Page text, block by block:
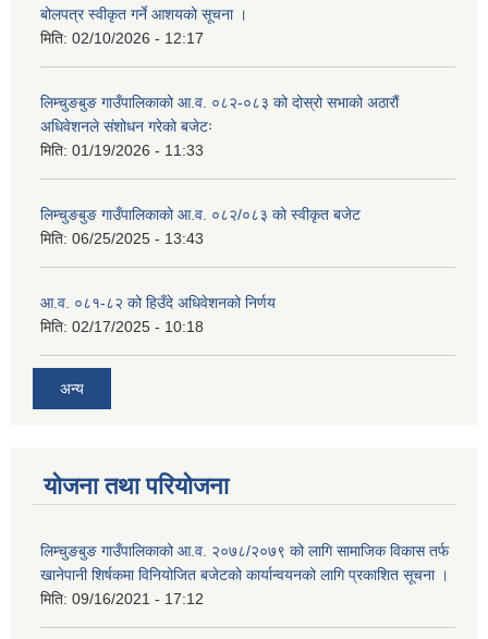
बोलपत्र स्वीकृत गर्ने आशयको सूचना ।
मिति: 02/10/2026 - 12:17
लिम्चुङबुङ गाउँपालिकाको आ.व. ०८२-०८३ को दोस्रो सभाको अठारौं
अधिवेशनले संशोधन गरेको बजेटः
मिति: 01/19/2026 - 11:33
लिम्चुङबुङ गाउँपालिकाको आ.व. ०८२/०८३ को स्वीकृत बजेट
मिति: 06/25/2025 - 13:43
आ.व. ०८१-८२ को हिउँदे अधिवेशनको निर्णय
मिति: 02/17/2025 - 10:18
अन्य
योजना तथा परियोजना
लिम्चुङबुङ गाउँपालिकाको आ.व. २०७८/२०७९ को लागि सामाजिक विकास तर्फ
खानेपानी शिर्षकमा विनियोजित बजेटको कार्यान्वयनको लागि प्रकाशित सूचना ।
मिति: 09/16/2021 - 17:12